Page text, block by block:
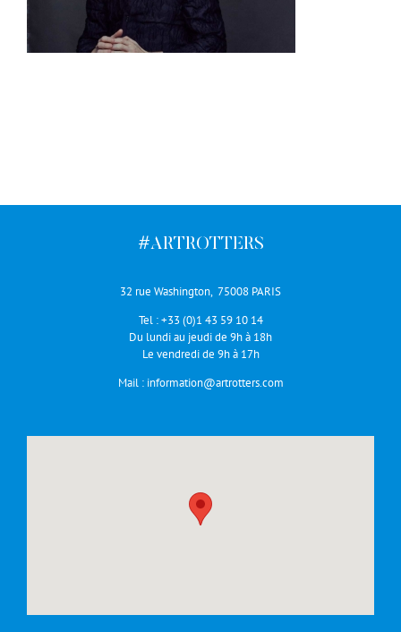
#ARTROTTERS
32 rue Washington, 75008 PARIS
Tel :+33 (0)1 43 59 10 14
Du lundi au jeudi de 9h à 18h
Le vendredi de 9h à 17h
Mail : information@artrotters.com